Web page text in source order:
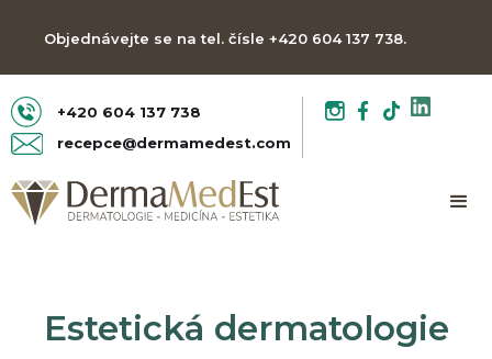
Objednávejte se na tel. čísle +420 604 137 738.
+420 604 137 738
recepce@dermamedest.com
Estetická dermatologie